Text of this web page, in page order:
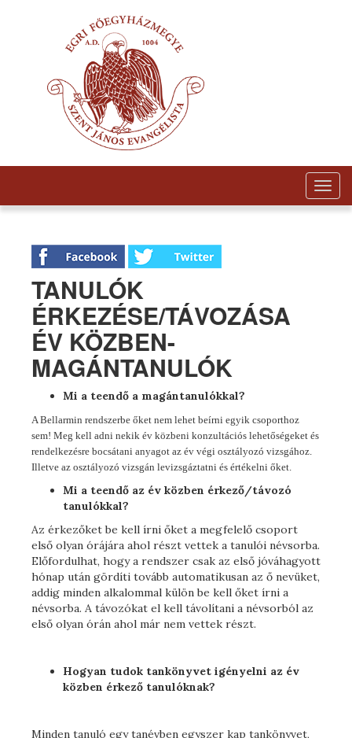
TANULÓK
ÉRKEZÉSE/TÁVOZÁSA
ÉV KÖZBEN-
MAGÁNTANULÓK
Mi a teendő a magántanulókkal?
A Bellarmin rendszerbe őket nem lehet beírni egyik csoporthoz
sem! Meg kell adni nekik év közbeni konzultációs lehetőségeket és
rendelkezésre bocsátani anyagot az év végi osztályozó vizsgához.
Illetve az osztályozó vizsgán levizsgáztatni és értékelni őket.
Mi a teendő az év közben érkező/távozó
tanulókkal?
Az érkezőket be kell írni őket a megfelelő csoport
első olyan órájára ahol részt vettek a tanulói névsorba.
Előfordulhat, hogy a rendszer csak az első jóváhagyott
hónap után gördíti tovább automatikusan az ő nevüket,
addig minden alkalommal külön be kell őket írni a
névsorba. A távozókat el kell távolítani a névsorból az
első olyan órán ahol már nem vettek részt.
Hogyan tudok tankönyvet igényelni az év
közben érkező tanulóknak?
Minden tanuló egy tanévben egyszer kap tankönyvet,